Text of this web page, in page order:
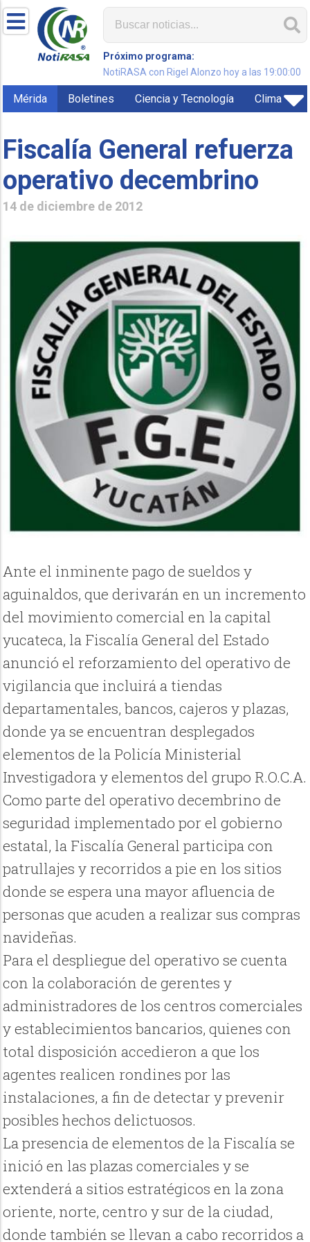
Próximo programa:
NotiRASA con Rigel Alonzo hoy a las 19:00:00
Mérida Boletines Ciencia y Tecnología Clima
Fiscalía General refuerza
operativo decembrino
14 de diciembre de 2012
Ante el inminente pago de sueldos y
aguinaldos, que derivarán en un incremento
del movimiento comercial en la capital
yucateca, la Fiscalía General del Estado
anunció el reforzamiento del operativo de
vigilancia que incluirá a tiendas
departamentales, bancos, cajeros y plazas,
donde ya se encuentran desplegados
elementos de la Policía Ministerial
Investigadora y elementos del grupo R.O.C.A.
Como parte del operativo decembrino de
seguridad implementado por el gobierno
estatal, la Fiscalía General participa con
patrullajes y recorridos a pie en los sitios
donde se espera una mayor afluencia de
personas que acuden a realizar sus compras
navideñas.
Para el despliegue del operativo se cuenta
con la colaboración de gerentes y
administradores de los centros comerciales
y establecimientos bancarios, quienes con
total disposición accedieron a que los
agentes realicen rondines por las
instalaciones, a fin de detectar y prevenir
posibles hechos delictuosos.
La presencia de elementos de la Fiscalía se
inició en las plazas comerciales y se
extenderá a sitios estratégicos en la zona
oriente, norte, centro y sur de la ciudad,
donde también se llevan a cabo recorridos a